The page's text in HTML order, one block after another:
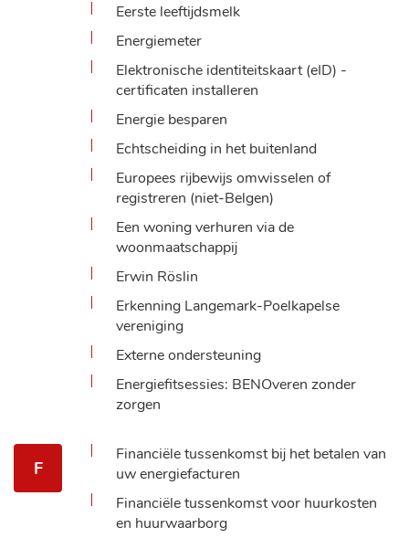
Eerste leeftijdsmelk
Energiemeter
Elektronische identiteitskaart (eID) -
certificaten installeren
Energie besparen
Echtscheiding in het buitenland
Europees rijbewijs omwisselen of
registreren (niet-Belgen)
Een woning verhuren via de
woonmaatschappij
Erwin Röslin
Erkenning Langemark-Poelkapelse
vereniging
Externe ondersteuning
Energiefitsessies: BENOveren zonder
zorgen
F
Financiële tussenkomst bij het betalen van
uw energiefacturen
Financiële tussenkomst voor huurkosten
en huurwaarborg